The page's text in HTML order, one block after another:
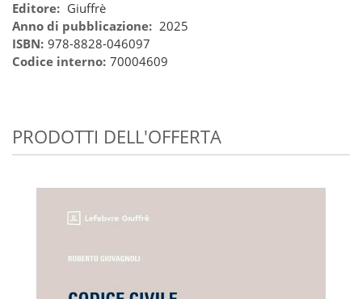
Editore: Giuffrè
Anno di pubblicazione: 2025
ISBN: 978-8828-046097
Codice interno: 70004609
PRODOTTI DELL'OFFERTA